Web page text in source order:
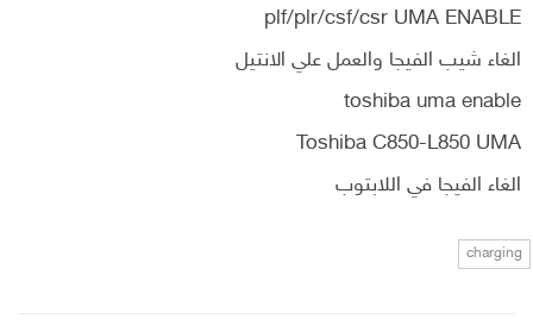
plf/plr/csf/csr UMA ENABLE
الغاء شيب الفيجا والعمل علي الانتيل
toshiba uma enable
Toshiba C850-L850 UMA
الغاء الفيجا في اللابتوب
charging